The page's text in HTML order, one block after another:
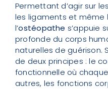
Permettant d’agir sur
les ligaments et même
l’ostéopathe s’appuie
profonde du corps
naturelles de guérison.
de deux principes : le
fonctionnelle où
autres, les fonctions